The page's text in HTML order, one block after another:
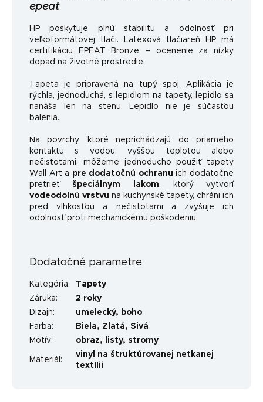
epeat
HP poskytuje plnú stabilitu a odolnosť pri
veľkoformátovej tlači. Latexová tlačiareň HP má
certifikáciu EPEAT Bronze – ocenenie za nízky
dopad na životné prostredie.
Tapeta je pripravená na tupý spoj. Aplikácia je
rýchla, jednoduchá, s lepidlom na tapety, lepidlo sa
nanáša len na stenu. Lepidlo nie je súčasťou
balenia.
Na povrchy, ktoré neprichádzajú do priameho
kontaktu s vodou, vyššou teplotou alebo
nečistotami, môžeme jednoducho použiť tapety
Wall Art a pre dodatočnú ochranu ich dodatočne
pretrieťšpeciálnym lakom, ktorý vytvorí
vodeodolnú vrstvu na kuchynské tapety, chráni ich
pred vlhkosťou a nečistotami a zvyšuje ich
odolnosť proti mechanickému poškodeniu.
Dodatočné parametre
Kategória:
Tapety
Záruka:
2 roky
Dizajn: umelecký, boho
Farba: Biela, Zlatá, Sivá
Motív: obraz, listy, stromy
Materiál :
vinyl na štruktúrovanej netkanej
textílii